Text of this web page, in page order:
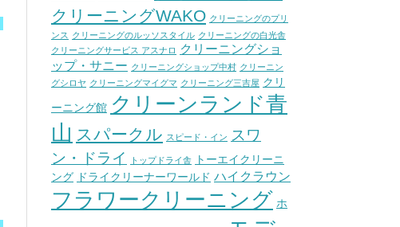
クリーニングWAKO クリーニングのプリ
ンス クリーニングのルッソスタイル クリーニングの白光舎
クリーニングサービス アスナロ
クリーニングショ
ップ・サニー クリーニングショップ中村 クリーニン
グシロヤ クリーニングマイグマ クリーニング三吉屋 クリ
ーニング館 クリーンランド青
山 スパークル スピード・イン スワ
ン・ドライ
トップドライ舎
トーエイクリーニ
ング ドライクリーナーワールド ハイクラウン
フラワークリーニング ホ